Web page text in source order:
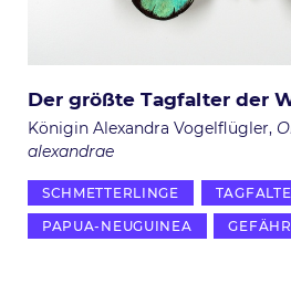
Der größte Tagfalter der
Königin Alexandra Vogelflügler
alexandrae
SCHMETTERLINGE
PAPUA-NEUGUINEA